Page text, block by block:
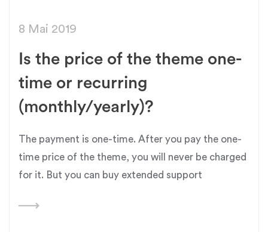
8 Mai 2019
Is the price of the theme one-
time or recurring
(monthly/yearly)?
The payment is one-time. After you pay the one-
time price of the theme, you will never be charged
for it. But you can buy extended support